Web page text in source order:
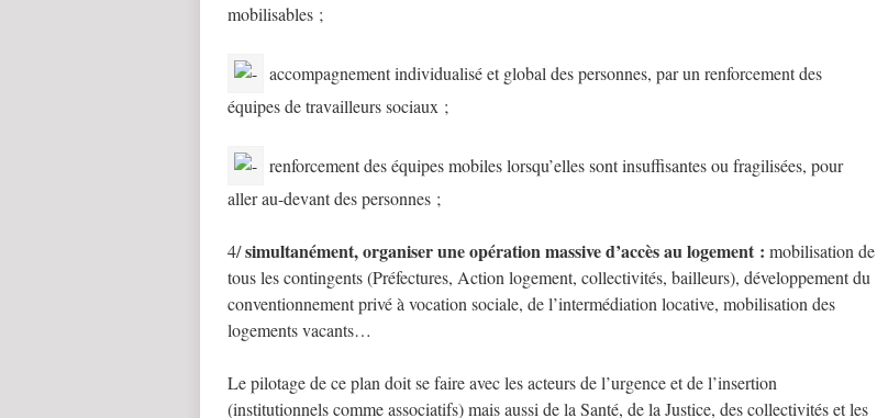
mobilisables ;
accompagnement individualisé et global des personnes, par un renforcement des
équipes de travailleurs sociaux ;
renforcement des équipes mobiles lorsqu’elles sont insuffisantes ou fragilisées, pour
aller au-devant des personnes ;
4/simultanément, organiser une opération massive d’accès au logement : mobilisation de
tous les contingents (Préfectures, Action logement, collectivités, bailleurs), développement du
conventionnement privé à vocation sociale, de l’intermédiation locative, mobilisation des
logements vacants…
Le pilotage de ce plan doit se faire avec les acteurs de l’urgence et de l’insertion
(institutionnels comme associatifs) mais aussi de la Santé, de la Justice, des collectivités et les